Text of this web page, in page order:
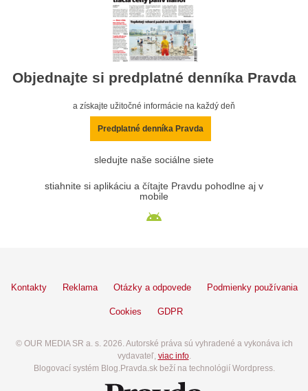
Objednajte si predplatné denníka Pravda
a získajte užitočné informácie na každý deň
Predplatné denníka Pravda
sledujte naše sociálne siete
stiahnite si aplikáciu a čítajte Pravdu pohodlne aj v
mobile
Kontakty Reklama Otázky a odpovede Podmienky používania
Cookies GDPR
© OUR MEDIA SR a. s. 2026. Autorské práva sú vyhradené a vykonáva ich
vydavateľ, viac info.
Blogovací systém Blog.Pravda.sk beží na technológií Wordpress.